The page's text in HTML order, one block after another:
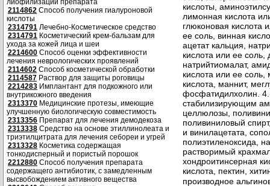
лиофилизации препарата
2114862 Способ получения гиалуроновой
кислоты
2314791 Лечебно-Косметическое средство
2314791 Косметический крем-бальзам для
ухода за кожей лица и шеи
2214600 Способ оценки эффективности
лечения неврологических проявлений
2114602 Способ косметической обработки
2114587 Раствор для защиты роговицы
2214283 Имплантант для подкожного или
внутрикожного введения
2313370 Медицинские протезы, имеющие
улучшенную биологическую совместимость
2313356 Препарат для лечения демодекоза
2313338 Средство на основе этиллинолеата и
триэтилцитрата для лечения себореи и угрей
2313328 Косметика содержащая
тонкодисперный и пористый порошок
2212880 Способ получения препарата
содержащего антибиотик, с замедленным
высвобождением активного вещества
кислоты,
лимонная кислота
глюконовая кислота
ее соль, винная
ацетат кальция,
кислота или ее соль,
натрийтиомалат,
кислота или ее
кислота, маннит,
фосфатидилхолин.
стабилизирующим
целлюлозы,
поливиниловый
и винилацетата,
полиэтиленоксида,
растворимый
хондроитинсерная
кислота, пектин,
производное